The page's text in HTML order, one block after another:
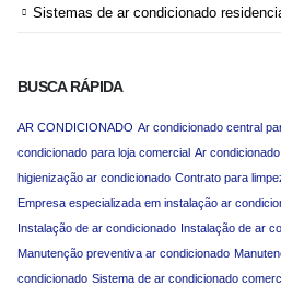
Sistemas de ar condicionado
BUSCA RÁPIDA
AR CONDICIONADO Ar condicionado central
condicionado para loja comercial Ar
higienização ar condicionado Contrato para
Empresa especializada em instalação ar
Instalação de ar condicionado Instalação de ar
Manutenção preventiva ar condicionado
condicionado Sistema de ar condicionado